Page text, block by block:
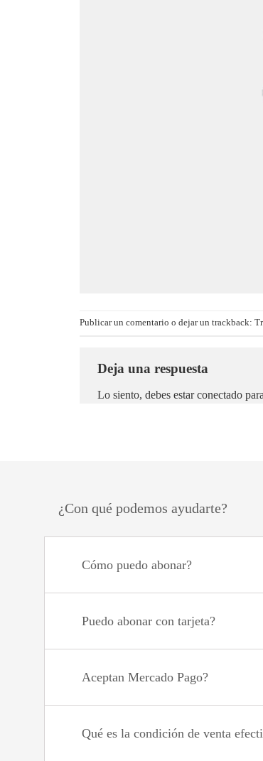
Publicar un comentario o dejar un trackback:
Deja una respuesta
Lo siento, debes estarconectado
¿Con qué podemos ayudarte?
Cómo puedo abonar?
Puedo abonar con tarjeta?
Aceptan Mercado Pago?
Qué es la condición de venta